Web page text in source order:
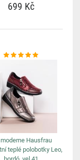
699 Kč
Hausfrau
teplé polobotky Leo,